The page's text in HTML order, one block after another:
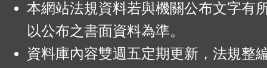
本網站法規資料若與機關公布文字有
以公布之書面資料為準。
資料庫內容雙週五定期更新，法規整